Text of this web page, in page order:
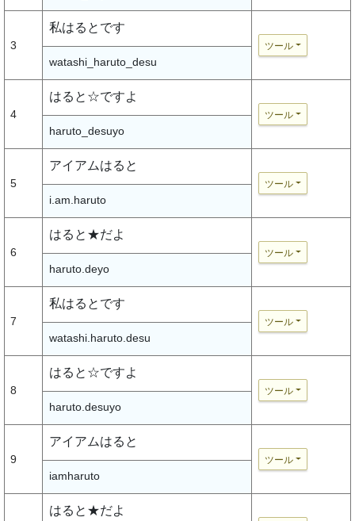
3
私はるとです
ツール
watashi_haruto_desu
4
はると☆ですよ
ツール
haruto_desuyo
5
アイアムはると
ツール
i.am.haruto
6
はると★だよ
ツール
haruto.deyo
7
私はるとです
ツール
watashi.haruto.desu
8
はると☆ですよ
ツール
haruto.desuyo
9
アイアムはると
ツール
iamharuto
はると★だよ